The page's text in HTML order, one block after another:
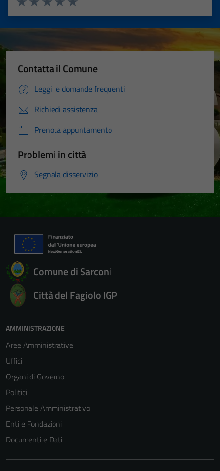
Valuta 5 stelle su 5
Valuta 4 stelle su 5
Valuta 3 stelle su 5
Valuta 2 stelle su 5
Valuta 1 stelle su 5
Contatta il Comune
Leggi le domande frequenti
Richiedi assistenza
Prenota appuntamento
Problemi in città
Segnala disservizio
Comune di Sarconi
Città del Fagiolo IGP
AMMINISTRAZIONE
Aree Amministrative
Uffici
Organi di Governo
Politici
Personale Amministrativo
Enti e Fondazioni
Documenti e Dati
funzionamento
del sito e non
possono